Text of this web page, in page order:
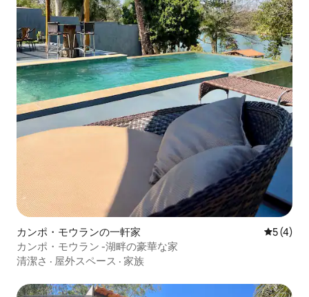
カンポ・モウランの一軒家 レビュー
5 (4)
カンポ・モウラン -湖畔の豪華な家
清潔さ · 屋外スペース · 家族